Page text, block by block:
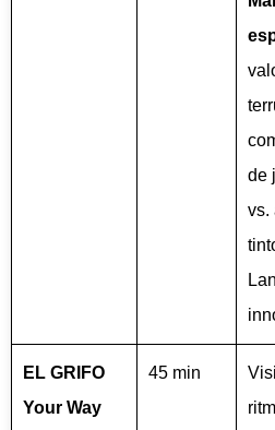
de
vs.
EL GRIFO
Your Way
45 min